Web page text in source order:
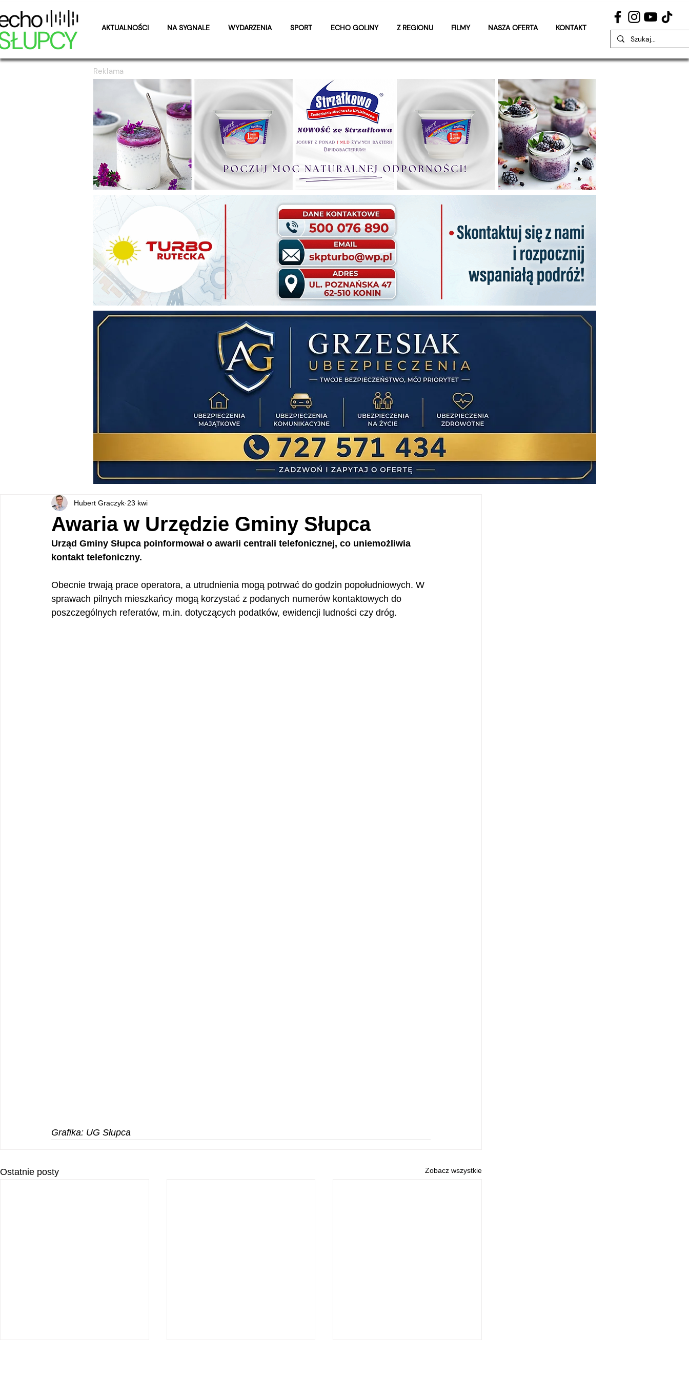
AKTUALNOŚCI NA SYGNALE WYDARZENIA SPORT ECHO GOLINY Z REGIONU FILMY NASZA OFERTA KONTAKT
Reklama
Awaria w Urzędzie Gminy Słupca
Hubert Graczyk 23 kwi
Urząd Gminy Słupca poinformował o awarii centrali telefonicznej, co uniemożliwia
kontakt telefoniczny.
Obecnie trwają prace operatora, a utrudnienia mogą potrwać do godzin popołudniowych. W
sprawach pilnych mieszkańcy mogą korzystać z podanych numerów kontaktowych do
poszczególnych referatów, m.in. dotyczących podatków, ewidencji ludności czy dróg.
Grafika: UG Słupca
Ostatnie posty Zobacz wszystkie